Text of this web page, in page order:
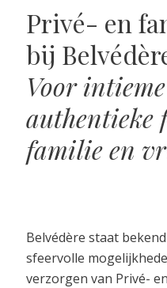
Privé- en
bij
Voor
authentieke
familie en
Belvédère staat
sfeervolle
verzorgen van Privé-